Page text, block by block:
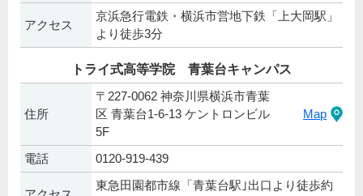
アクセス
京浜急行電鉄・横浜市営地下鉄「上大岡駅」
より徒歩3分
トライ式高等学院 青葉台キャンパス
住所
〒227-0062 神奈川県横浜市青葉
区 青葉台1-6-13 ケントロンビル
5F
Map
電話 0120-919-439
東急田園都市線「青葉台駅｣出口より徒歩約